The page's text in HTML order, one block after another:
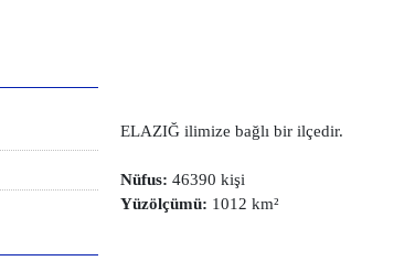
ELAZIĞ ilimize bağlı bir ilçedir.
Nüfus: 46390 kişi
Yüzölçümü: 1012 km²